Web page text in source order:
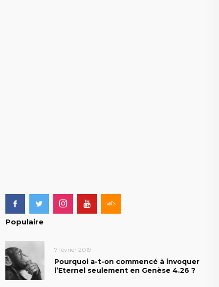
Populaire
7 février 2019
Pourquoi a-t-on commencé à invoquer
l’Eternel seulement en Genèse 4.26 ?